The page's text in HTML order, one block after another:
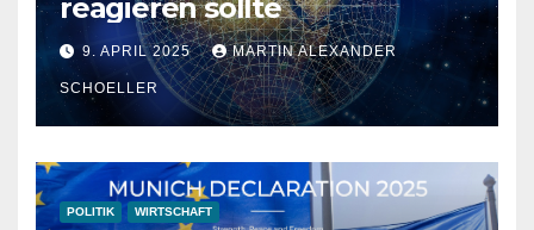
reagieren sollte
9. APRIL 2025 MARTIN ALEXANDER
SCHOELLER
POLITIK WIRTSCHAFT